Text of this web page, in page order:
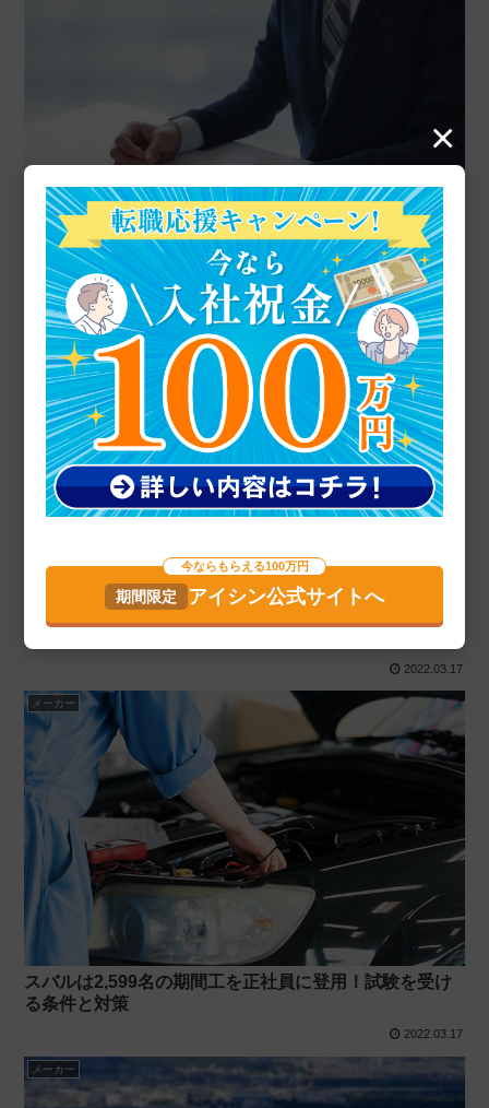
期間工の面接はスーツと私服、どっちを着ていく？ベス
トな服装を紹介
2022.03.18
メーカー
働きやすさ◎「いすゞ」で期間工から正社員になるに
は？条件と試験対策
2022.03.17
メーカー
スバルは2,599名の期間工を正社員に登用！試験を受け
る条件と対策
2022.03.17
メーカー
×
今ならもらえる100万円
アイシン公式サイトへ